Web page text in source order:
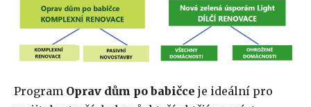
Program Oprav dům po babičce je ideální pro